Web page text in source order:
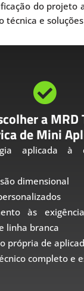
do projeto
técnica e

a MRD
de Mini
aplicada à
dimensional
às
linha branca
própria de
completo e